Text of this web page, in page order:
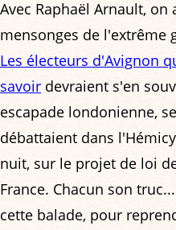
Avec Raphaël Arnault, on
mensonges de l'extrême
Les électeurs d'Avignon
savoir devraient s'en
escapade londonienne,
débattaient dans
nuit, sur le projet de loi
France. Chacun son
cette balade, pour